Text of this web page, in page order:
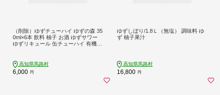
（削除）ゆずチューハイ ゆずの森 35
0ml×6本 飲料 柚子 お酒 ゆずサワー
ゆずリキュール 缶チューハイ 有機
馬路村 【694】
高知県馬路村
6,000 円
ゆずしぼり/1.8Ｌ（無塩） 調味料 ゆ
ず 柚子果汁
高知県馬路村
16,800 円